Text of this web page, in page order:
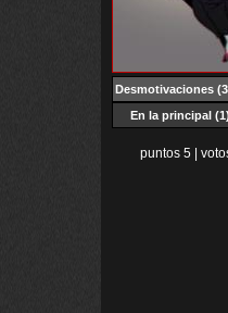
Desmotivaciones
En la principal (1)
puntos 5 |